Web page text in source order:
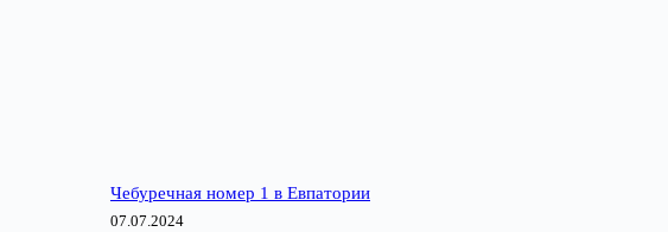
Чебуречная номер 1 в Евпатории
07.07.2024